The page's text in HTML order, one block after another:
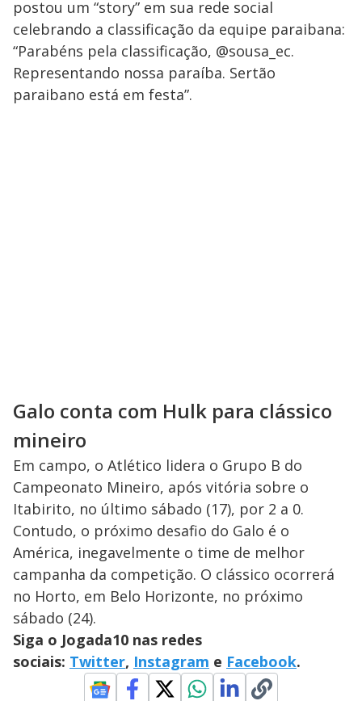
postou um “story” em sua rede social
celebrando a classificação da equipe paraibana:
“Parabéns pela classificação, @sousa_ec.
Representando nossa paraíba. Sertão
paraibano está em festa”.
Galo conta com Hulk para clássico
mineiro
Em campo, o Atlético lidera o Grupo B do
Campeonato Mineiro, após vitória sobre o
Itabirito, no último sábado (17), por 2 a 0.
Contudo, o próximo desafio do Galo é o
América, inegavelmente o time de melhor
campanha da competição. O clássico ocorrerá
no Horto, em Belo Horizonte, no próximo
sábado (24).
Siga o Jogada10 nas redes
sociais: Twitter, Instagram e Facebook.